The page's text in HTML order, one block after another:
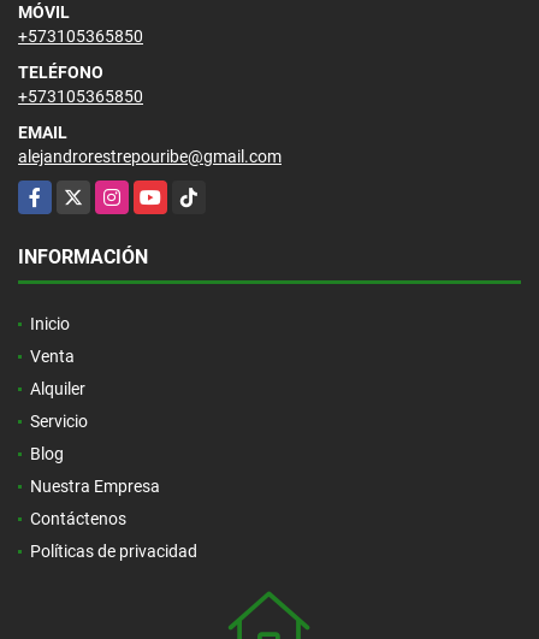
MÓVIL
+573105365850
TELÉFONO
+573105365850
EMAIL
alejandrorestrepouribe@gmail.com
Facebook
X InstagramYouTubeTikTok
INFORMACIÓN
Inicio
Venta
Alquiler
Servicio
Blog
Nuestra Empresa
Contáctenos
Políticas de privacidad